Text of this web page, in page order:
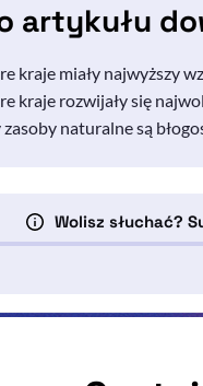
artykułu
kraje miały najwyższy
kraje rozwijały się
zasoby naturalne są